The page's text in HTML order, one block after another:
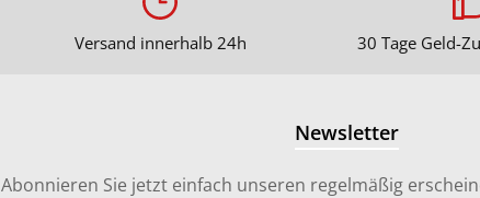
Versand innerhalb 24h 30 Tage Geld-
Newsletter
Abonnieren Sie jetzt einfach unseren regelmäßig